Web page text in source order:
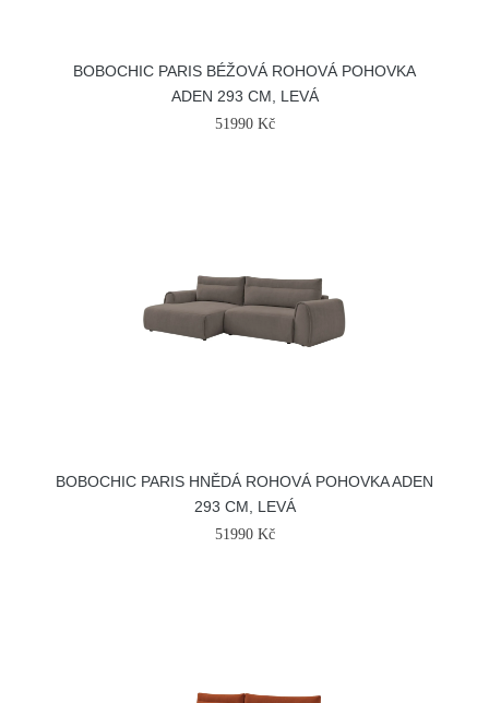
BOBOCHIC PARIS BÉŽOVÁ ROHOVÁ POHOVKA
ADEN 293 CM, LEVÁ
51990 Kč
BOBOCHIC PARIS HNĚDÁ ROHOVÁ POHOVKA ADEN
293 CM, LEVÁ
51990 Kč